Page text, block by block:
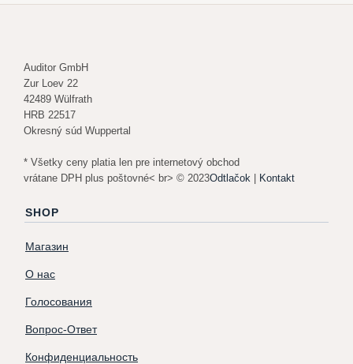
Auditor GmbH
Zur Loev 22
42489 Wülfrath
HRB 22517
Okresný súd Wuppertal
* Všetky ceny platia len pre internetový obchod
vrátane DPH plus poštovné< br> © 2023Odtlačok | Kontakt
SHOP
Магазин
О нас
Голосования
Вопрос-Ответ
Конфиденциальность